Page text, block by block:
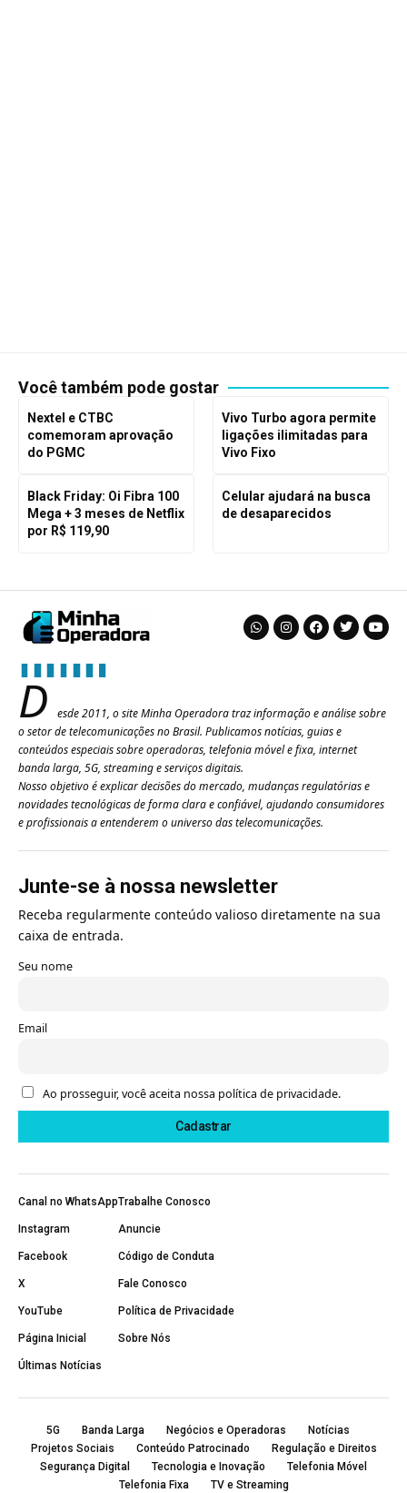
Você também pode gostar
Nextel e CTBC
comemoram aprovação
do PGMC
Vivo Turbo agora permite
ligações ilimitadas para
Vivo Fixo
Black Friday: Oi Fibra 100
Mega + 3 meses de Netflix
por R$ 119,90
Celular ajudará na busca
de desaparecidos
D
esde 2011, o site Minha Operadora traz informação e análise sobre
o setor de telecomunicações no Brasil. Publicamos notícias, guias e
conteúdos especiais sobre operadoras, telefonia móvel e fixa, internet
banda larga, 5G, streaming e serviços digitais.
Nosso objetivo é explicar decisões do mercado, mudanças regulatórias e
novidades tecnológicas de forma clara e confiável, ajudando consumidores
e profissionais a entenderem o universo das telecomunicações.
Junte-se à nossa newsletter
Receba regularmente conteúdo valioso diretamente na sua
caixa de entrada.
Seu nome
Email
Ao prosseguir, você aceita nossa política de privacidade.
Canal no WhatsApp
Instagram
Facebook
X
YouTube
Página Inicial
Últimas Notícias
Trabalhe Conosco
Anuncie
Código de Conduta
Fale Conosco
Política de Privacidade
Sobre Nós
5G Banda Larga Negócios e Operadoras
Notícias
Projetos Sociais
Conteúdo Patrocinado
Regulação e Direitos
Segurança Digital
Tecnologia e Inovação
Telefonia Móvel
Telefonia Fixa
TV e Streaming